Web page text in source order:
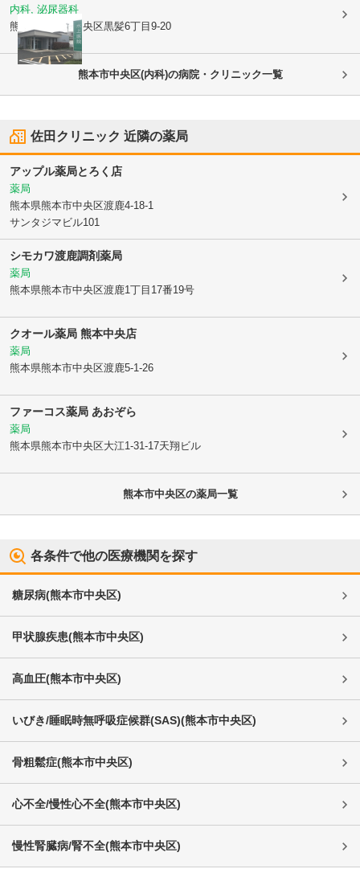
内科, 泌尿器科
熊本県熊本市中央区黒髪6丁目9-20
熊本市中央区(内科)の病院・クリニック一覧
佐田クリニック 近隣の薬局
アップル薬局とろく店
薬局
熊本県熊本市中央区渡鹿4-18-1
サンタジマビル101
シモカワ渡鹿調剤薬局
薬局
熊本県熊本市中央区渡鹿1丁目17番19号
クオール薬局 熊本中央店
薬局
熊本県熊本市中央区渡鹿5-1-26
ファーコス薬局 あおぞら
薬局
熊本県熊本市中央区大江1-31-17天翔ビル
熊本市中央区の薬局一覧
各条件で他の医療機関を探す
糖尿病(熊本市中央区)
甲状腺疾患(熊本市中央区)
高血圧(熊本市中央区)
いびき/睡眠時無呼吸症候群(SAS)(熊本市中央区)
骨粗鬆症(熊本市中央区)
心不全/慢性心不全(熊本市中央区)
慢性腎臓病/腎不全(熊本市中央区)